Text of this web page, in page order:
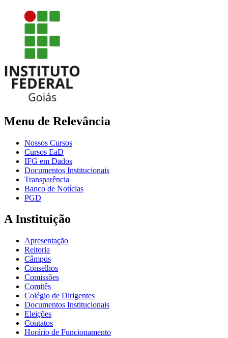
Menu de Relevância
Nossos Cursos
Cursos EaD
IFG em Dados
Documentos Institucionais
Transparência
Banco de Notícias
PGD
A Instituição
Apresentação
Reitoria
Câmpus
Conselhos
Comissões
Comitês
Colégio de Dirigentes
Documentos Institucionais
Eleições
Contatos
Horário de Funcionamento